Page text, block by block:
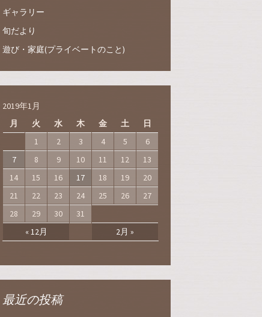
ギャラリー
旬だより
遊び・家庭(プライベートのこと)
2019年1月
月
火 水 木 金 土 日
« 12月 2月 »
1 2 3 4 5
6
7
8 9 10 11 12
13
14
15 16 17 18 19
20
21
22 23 24 25 26
27
28
29 30 31
最近の投稿